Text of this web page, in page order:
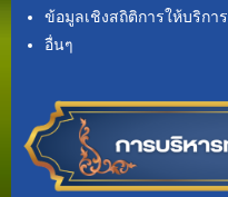
ข้อมูลเชิงสถิติการให้บริการ
อื่นๆ